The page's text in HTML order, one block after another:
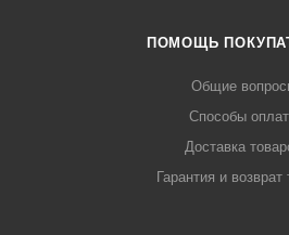
ПОМОЩЬ
Общие
Способы
Доставка
Гарантия и возврат